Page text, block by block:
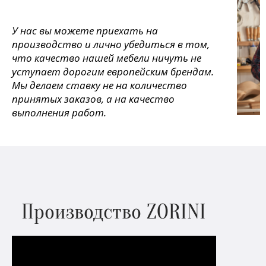
У нас вы можете приехать на
производство и лично убедиться в том,
что качество нашей мебели ничуть не
уступает дорогим европейским брендам.
Мы делаем ставку не на количество
принятых заказов, а на качество
выполнения работ.
Производство ZORINI